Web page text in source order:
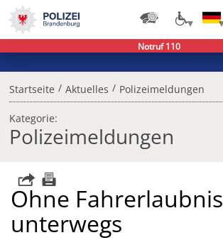
Startseite / Aktuelles / Polizeimeldungen
Kategorie:
Polizeimeldungen
Ohne Fahrerlaubnis
unterwegs
Notruf 110